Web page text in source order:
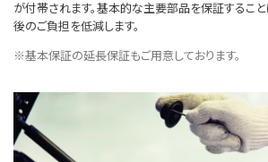
が付帯されます。基本的な主要部品を保証すること
後のご負担を低減します。
※基本保証の延長保証もご用意しております。